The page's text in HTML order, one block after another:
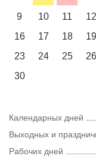
9
10 11 12
16
17 18 19
23
24 25 26
30
Календарных дней
Выходных и
Рабочих дней